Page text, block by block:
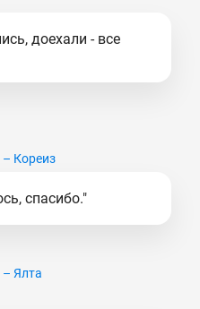
доехали - все
Кореиз
спасибо."
Ялта